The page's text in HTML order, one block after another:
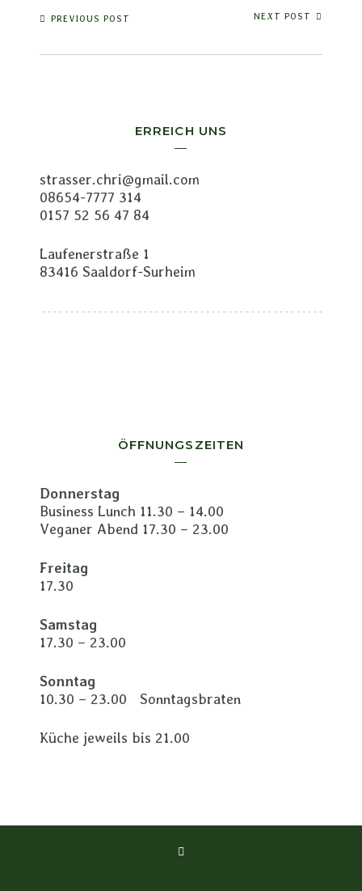
PREVIOUS POST NEXT POST
ERREICH UNS
strasser.chri@gmail.com
08654-7777 314
0157 52 56 47 84
Laufenerstraße 1
83416 Saaldorf-Surheim
ÖFFNUNGSZEITEN
Donnerstag
Business Lunch 11.30 – 14.00
Veganer Abend 17.30 – 23.00
Freitag
17.30
Samstag
17.30 – 23.00
Sonntag
10.30 – 23.00 Sonntagsbraten
Küche jeweils bis 21.00